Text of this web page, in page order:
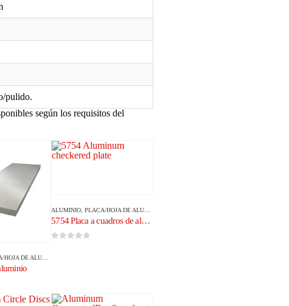
pulido.
según los requisitos del
DE ALUMINIO
ALUMINIO PLACA/HOJA DE ALUMINIO
5754 Placa a cuadros de aluminio